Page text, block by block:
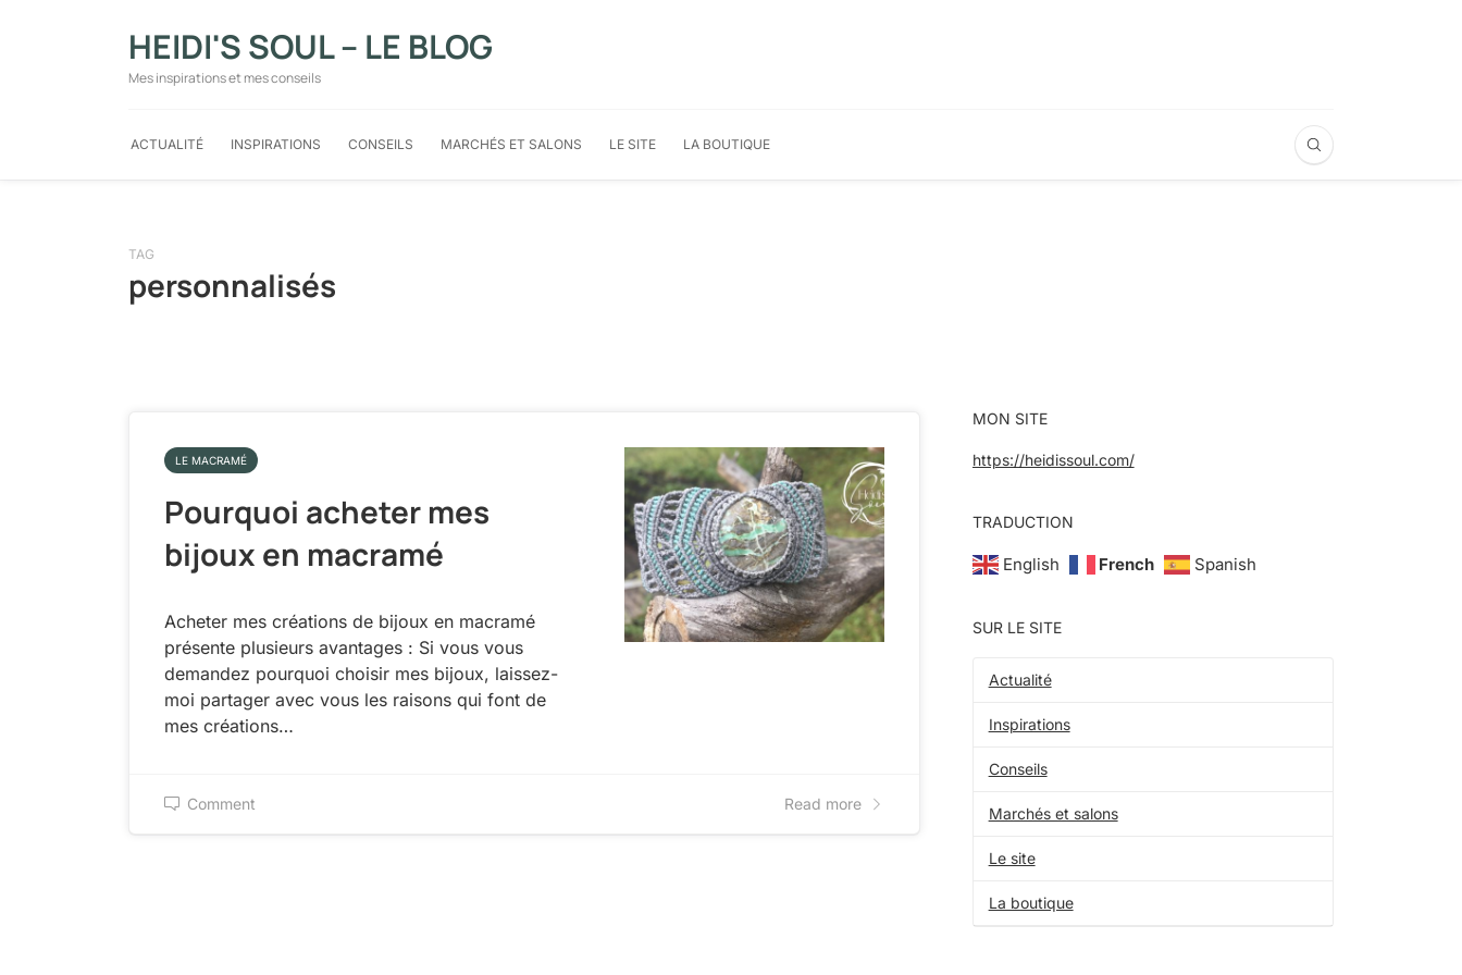
HEIDI'S SOUL – LE BLOG
Mes inspirations et mes conseils
ACTUALITÉ INSPIRATIONS CONSEILS MARCHÉS ET SALONS LE SITE LA BOUTIQUE
TAG
personnalisés
LE MACRAMÉ
Pourquoi acheter mes
bijoux en macramé
Acheter mes créations de bijoux en macramé
présente plusieurs avantages : Si vous vous
demandez pourquoi choisir mes bijoux, laissez-
moi partager avec vous les raisons qui font de
mes créations…
Comment Read more
MON SITE
https://heidissoul.com/
TRADUCTION
English French Spanish
SUR LE SITE
Actualité
Inspirations
Conseils
Marchés et salons
Le site
La boutique